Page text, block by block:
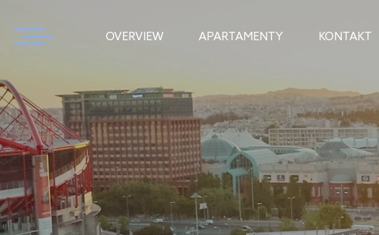
OVERVIEW APARTAMENTY KONTAKT